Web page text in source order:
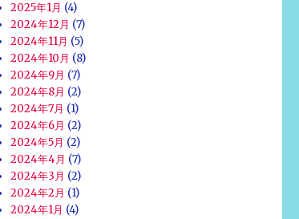
2025年1月 (4)
2024年12月 (7)
2024年11月 (5)
2024年10月 (8)
2024年9月 (7)
2024年8月 (2)
2024年7月 (1)
2024年6月 (2)
2024年5月 (2)
2024年4月 (7)
2024年3月 (2)
2024年2月 (1)
2024年1月 (4)